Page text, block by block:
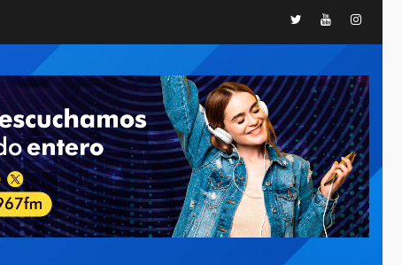
TwitterYoutube
4
estadales se suman
al Plan Agosto de
Escuelas Abiertas
2026
5
REGIONALES
TITULARES
ÚLTIMA HORA
Concejo Municipal de
Mariño respalda a
Cámara de Comercio
para reforma de Ley